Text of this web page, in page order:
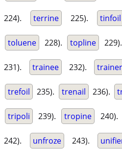
224). terrine 225). tinfoil
toluene 228). topline 229).
231). trainee 232). trainer
trefoil 235). trenail 236).
tripoli 239). tropine 240).
242). unfroze 243).